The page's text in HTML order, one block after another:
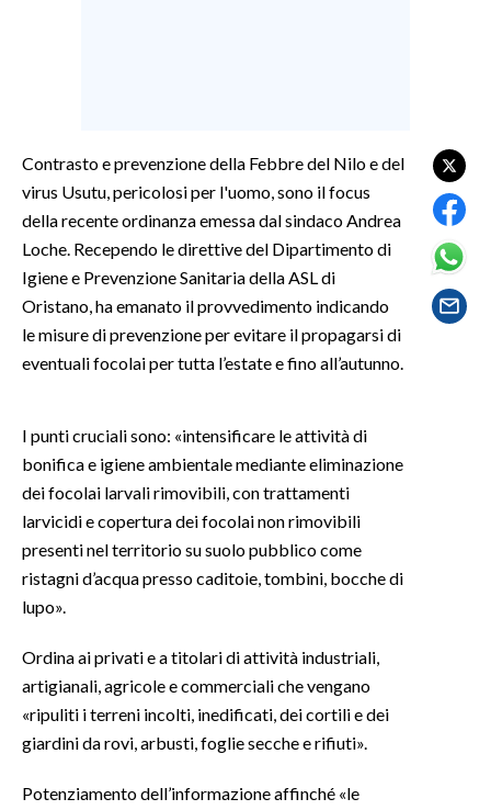
SPETTACOLI
GOSSIP
SALUTE
SARDEGNA TURISMO
NOTIZIE
#CARAUNIONE
3 MINUTI CON
INFO AZIENDE
ABBONATI
ANNUNCI
NECROLOGI
Contrasto e prevenzione della Febbre del Nilo e del
virus Usutu, pericolosi per l'uomo, sono il focus
della recente ordinanza emessa dal sindaco Andrea
Loche. Recependo le direttive del Dipartimento di
Igiene e Prevenzione Sanitaria della ASL di
Oristano, ha emanato il provvedimento indicando
le misure di prevenzione per evitare il propagarsi di
eventuali focolai per tutta l’estate e fino all’autunno.
I punti cruciali sono: «intensificare le attività di
bonifica e igiene ambientale mediante eliminazione
dei focolai larvali rimovibili, con trattamenti
larvicidi e copertura dei focolai non rimovibili
presenti nel territorio su suolo pubblico come
ristagni d’acqua presso caditoie, tombini, bocche di
lupo».
Ordina ai privati e a titolari di attività industriali,
artigianali, agricole e commerciali che vengano
«ripuliti i terreni incolti, inedificati, dei cortili e dei
giardini da rovi, arbusti, foglie secche e rifiuti».
Potenziamento dell’informazione affinché «le